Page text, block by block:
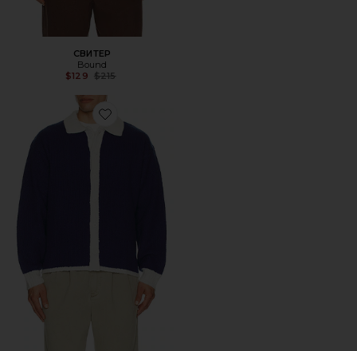
СВИТЕР
Bound
$129 Previous price:
$215
Favorite РУБАШКА